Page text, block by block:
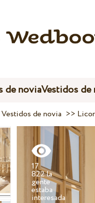
de noviaVestidos de
Vestidos de novia >> Licor
17
822 la
gente
estaba